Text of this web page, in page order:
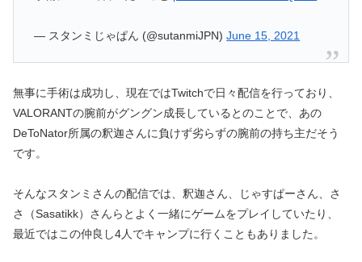
— スタンミじゃぱん (@sutanmiJPN)June 15, 2021
無事に手術は成功し、現在ではTwitchで日々配信を行っており、
VALORANTの腕前がグングン成長しているとのことで、あの
DeToNator所属の釈迦さんに負けず劣らずの腕前の持ち主だそう
です。
そんなスタンミさんの配信では、釈迦さん、じゃすぱーさん、さ
さ（Sasatikk）さんらとよく一緒にゲームをプレイしていたり、
最近ではこの仲良し4人でキャンプに行くこともありました。